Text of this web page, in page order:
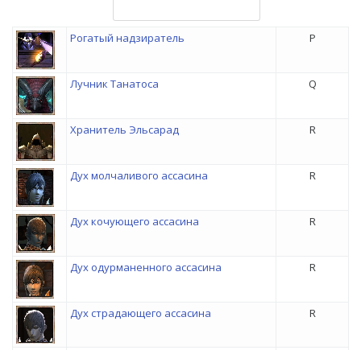
Рогатый надзиратель P
Лучник Танатоса Q
Хранитель Эльсарад R
Дух молчаливого ассасина R
Дух кочующего ассасина R
Дух одурманенного ассасина R
Дух страдающего ассасина R